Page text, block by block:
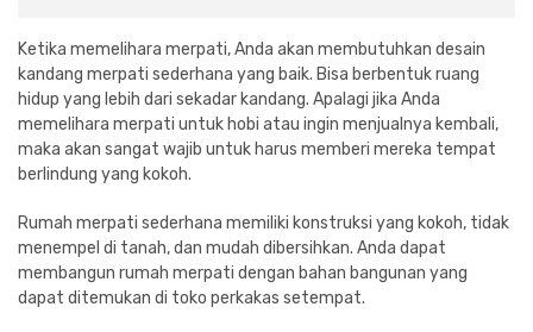
Ketika memelihara merpati, Anda akan membutuhkan desain
kandang merpati sederhana yang baik. Bisa berbentuk ruang
hidup yang lebih dari sekadar kandang. Apalagi jika Anda
memelihara merpati untuk hobi atau ingin menjualnya kembali,
maka akan sangat wajib untuk harus memberi mereka tempat
berlindung yang kokoh.
Rumah merpati sederhana memiliki konstruksi yang kokoh, tidak
menempel di tanah, dan mudah dibersihkan. Anda dapat
membangun rumah merpati dengan bahan bangunan yang
dapat ditemukan di toko perkakas setempat.